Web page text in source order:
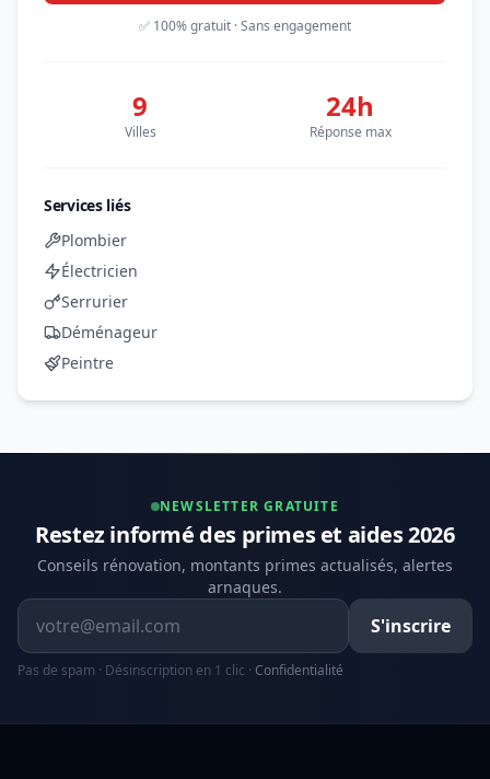
✅ 100% gratuit · Sans engagement
9
Villes
24h
Réponse max
Services liés
Plombier
Électricien
Serrurier
Déménageur
Peintre
NEWSLETTER GRATUITE
Restez informé des primes et aides 2026
Conseils rénovation, montants primes actualisés, alertes
arnaques.
Adresse email
S'inscrire
Pas de spam · Désinscription en 1 clic · Confidentialité